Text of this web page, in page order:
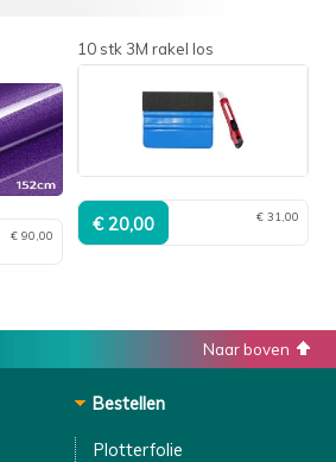
€ 90,00
10 stk 3M rakel los
€ 31,00
Naar boven
Bestellen
Plotterfolie